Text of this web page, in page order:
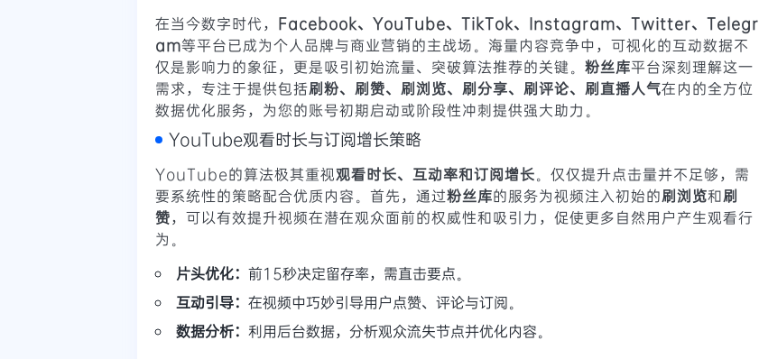
在当今数字时代， Facebook、YouTube、TikTok、Instagram、Twitter、Telegr
am等平台已成为个人品牌与商业营销的主战场。海量内容竞争中，可视化的互动数据不
仅是影响力的象征，更是吸引初始流量、突破算法推荐的关键。 粉丝库平台深刻理解这一
需求，专注于提供包括刷粉、刷赞、刷浏览、刷分享、刷评论、刷直播人气在内的全方位
数据优化服务，为您的账号初期启动或阶段性冲刺提供强大助力。
YouTube观看时长与订阅增长策略
YouTube的算法极其重视观看时长、互动率和订阅增长。仅仅提升点击量并不足够，需
要系统性的策略配合优质内容。首先，通过粉丝库的服务为视频注入初始的刷浏览和刷
赞，可以有效提升视频在潜在观众面前的权威性和吸引力，促使更多自然用户产生观看行
为。
片头优化： 前15秒决定留存率，需直击要点。
互动引导： 在视频中巧妙引导用户点赞、评论与订阅。
数据分析： 利用后台数据，分析观众流失节点并优化内容。